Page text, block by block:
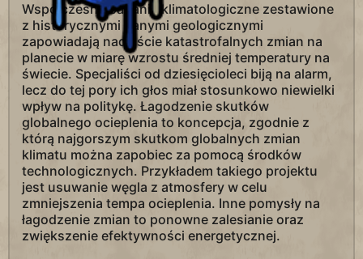
Współczesne badania klimatologiczne zestawione
z historycznymi danymi geologicznymi
zapowiadają nadejście katastrofalnych zmian na
planecie w miarę wzrostu średniej temperatury na
świecie. Specjaliści od dziesięcioleci biją na alarm,
lecz do tej pory ich głos miał stosunkowo niewielki
wpływ na politykę. Łagodzenie skutków
globalnego ocieplenia to koncepcja, zgodnie z
którą najgorszym skutkom globalnych zmian
klimatu można zapobiec za pomocą środków
technologicznych. Przykładem takiego projektu
jest usuwanie węgla z atmosfery w celu
zmniejszenia tempa ocieplenia. Inne pomysły na
łagodzenie zmian to ponowne zalesianie oraz
zwiększenie efektywności energetycznej.